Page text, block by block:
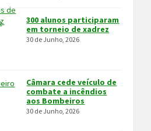
300 alunos participaram
em torneio de xadrez
30 de Junho, 2026
Câmara cede veículo de
combate a incêndios
aos Bombeiros
30 de Junho, 2026